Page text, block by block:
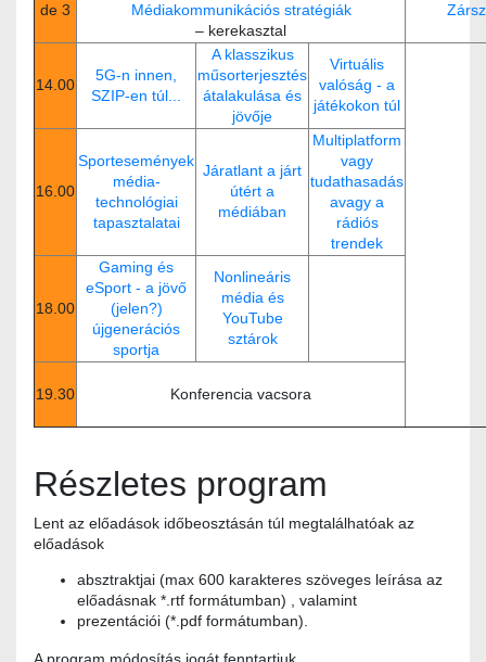
de 3
Médiakommunikációs stratégiák
– kerekasztal
14.00
5G-n innen,
SZIP-en túl...
A klasszikus
műsorterjesztés
átalakulása és
jövője
Virtuális
valóság - a
játékokon túl
16.00
Sportesemények
média-
technológiai
tapasztalatai
Járatlant a járt
útért a
médiában
Multiplatform
vagy
tudathasadás
avagy a
rádiós
trendek
18.00
Gaming és
eSport - a jövő
(jelen?)
újgenerációs
sportja
Nonlineáris
média és
YouTube
sztárok
19.30 Konferencia vacsora
Részletes program
Lent az előadások időbeosztásán túl megtalálhatóak az
előadások
absztraktjai (max 600 karakteres szöveges leírása az
előadásnak *.rtf formátumban) , valamint
prezentációi (*.pdf formátumban).